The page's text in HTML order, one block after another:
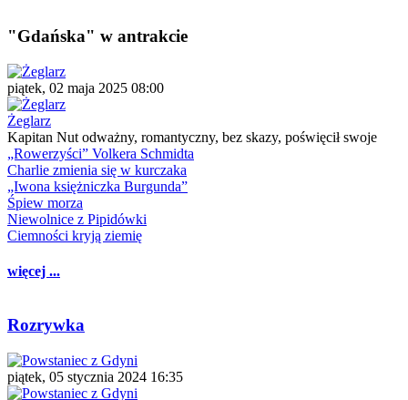
"Gdańska" w antrakcie
piątek, 02 maja 2025 08:00
Żeglarz
Kapitan Nut odważny, romantyczny, bez skazy, poświęcił swoje
„Rowerzyści” Volkera Schmidta
Charlie zmienia się w kurczaka
„Iwona księżniczka Burgunda”
Śpiew morza
Niewolnice z Pipidówki
Ciemności kryją ziemię
więcej ...
Rozrywka
piątek, 05 stycznia 2024 16:35